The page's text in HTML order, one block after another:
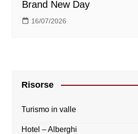
Brand New Day
16/07/2026
Risorse
Turismo in valle
Hotel – Alberghi